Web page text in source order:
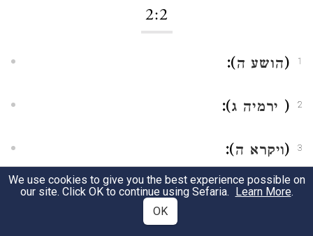
2:2
1
(הושע ה):
2
( ירמיה ג):
3
(ויקרא ה):
שבועות דף כו:
We use cookies to give you the best experience possible on
our site. Click OK to continue using Sefaria. Learn More.
OK